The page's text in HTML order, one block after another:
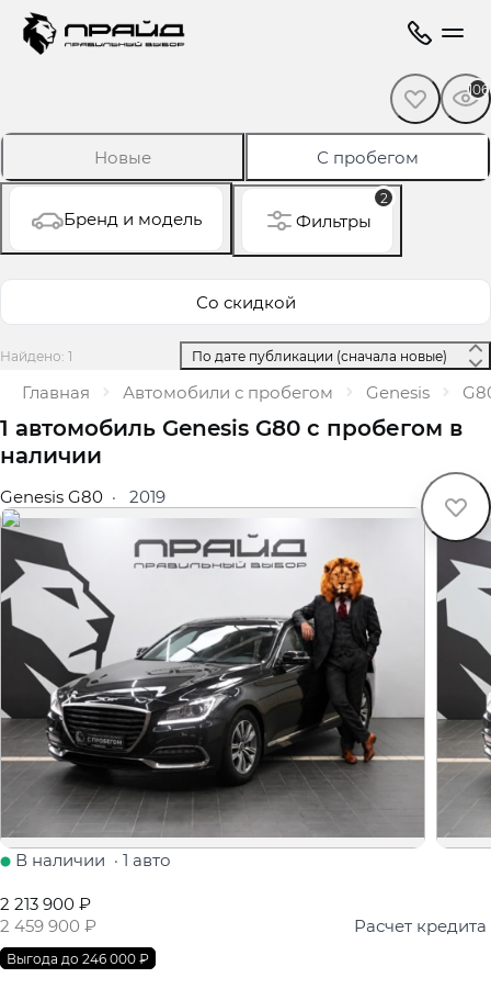
106
Новые С пробегом
Бренд и модель
2
Фильтры
Со скидкой
Найдено: 1
Главная Автомобили с пробегом Genesis
1 автомобиль Genesis G80 с пробегом в
наличии
Genesis G80 · 2019
В наличии · 1 авто
2 213 900 ₽
2 459 900 ₽
Расчет кредита
Выгода до 246 000 ₽